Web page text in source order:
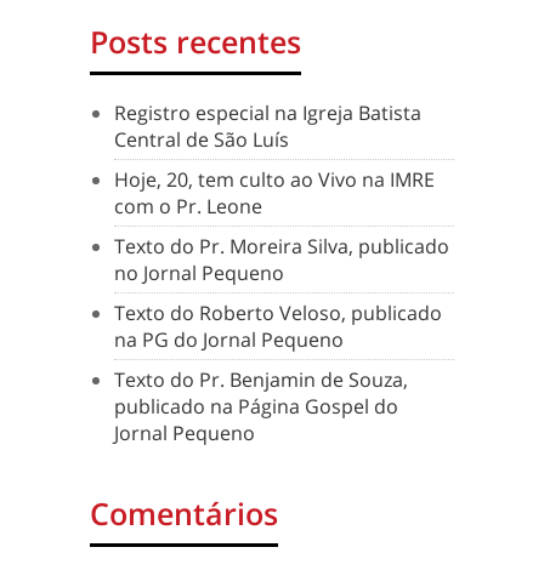
Posts recentes
Registro especial na Igreja Batista
Central de São Luís
Hoje, 20, tem culto ao Vivo na IMRE
com o Pr. Leone
Texto do Pr. Moreira Silva, publicado
no Jornal Pequeno
Texto do Roberto Veloso, publicado
na PG do Jornal Pequeno
Texto do Pr. Benjamin de Souza,
publicado na Página Gospel do
Jornal Pequeno
Comentários